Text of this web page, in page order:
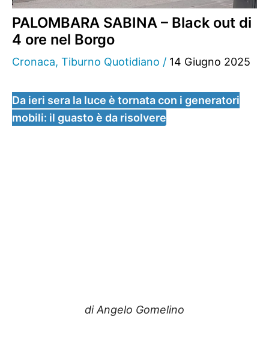
PALOMBARA SABINA – Black out di
4 ore nel Borgo
Cronaca, Tiburno Quotidiano / 14 Giugno 2025
Da ieri sera la luce è tornata con i generatori
mobili: il guasto è da risolvere
di Angelo Gomelino